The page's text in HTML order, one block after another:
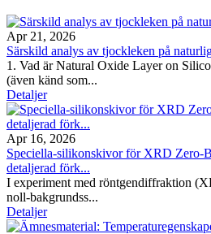
Apr 21, 2026
Särskild analys av tjockleken på
1. Vad är Natural Oxide Layer on
(även känd som...
Detaljer
Apr 16, 2026
Speciella-silikonskivor för XRD Zero-
detaljerad förk...
I experiment med röntgendiffraktion
noll-bakgrundss...
Detaljer